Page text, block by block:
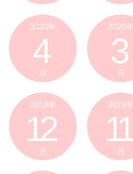
2020年
4
月
2020
3
月
2019年
12
月
2019
11
月